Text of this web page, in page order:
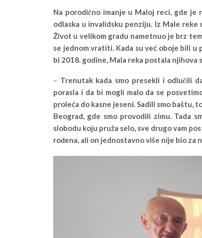
Na porodično imanje u Maloj reci, gde je
odlaska u invalidsku penziju. Iz Male
Život u velikom gradu nametnuo je brz
se jednom vratiti. Kada su već oboje bili u
bi 2018. godine, Mala reka postala njihova
– Trenutak kada smo presekli i odlučili
porasla i da bi mogli malo da se
proleća do kasne jeseni. Sadili smo baštu,
Beograd, gde smo provodili zimu. Tada
slobodu koju pruža selo, sve drugo vam
rođena, ali on jednostavno više nije bio za